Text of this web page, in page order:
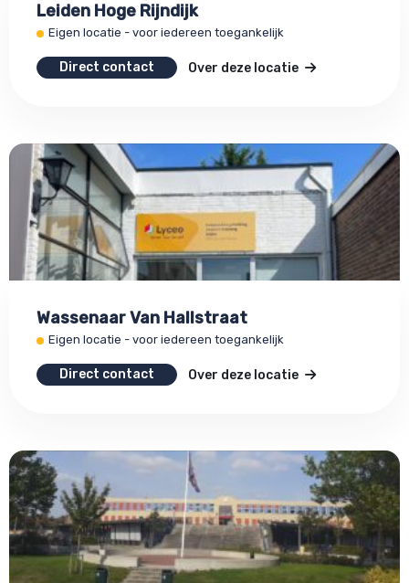
Leiden Hoge Rijndijk
Eigen locatie - voor iedereen toegankelijk
Direct contact Over deze locatie
Wassenaar Van Hallstraat
Eigen locatie - voor iedereen toegankelijk
Direct contact Over deze locatie